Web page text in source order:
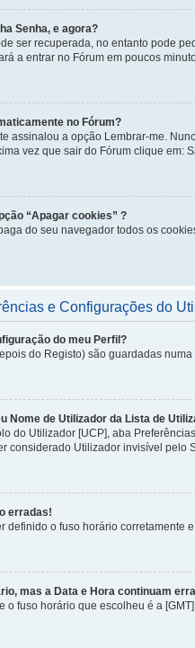
Senha, e agora?
ser recuperada, no entanto pode
a entrar no Fórum em poucos
no Fórum?
assinalou a opção Lembrar-me.
vez que sair do Fórum clique em:
“Apagar cookies” ?
do seu navegador todos os
e Configurações do
do meu Perfil?
do Registo) são guardadas
Nome de Utilizador da Lista de
do Utilizador [UCP], aba
considerado Utilizador invisível pelo
erradas!
definido o fuso horário corretamente
mas a Data e Hora continuam
o fuso horário que escolheu é a